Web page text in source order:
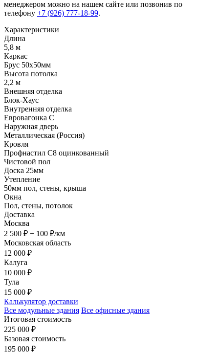
менеджером можно на нашем сайте или позвонив по
телефону +7 (926) 777-18-99.
Характеристики
Длина
5,8 м
Каркас
Брус 50х50мм
Высота потолка
2,2 м
Внешняя отделка
Блок-Хаус
Внутренняя отделка
Евровагонка С
Наружная дверь
Металлическая (Россия)
Кровля
Профнастил С8 оцинкованный
Чистовой пол
Доска 25мм
Утепление
50мм пол, стены, крыша
Окна
Пол, стены, потолок
Доставка
Москва
2 500 ₽ + 100 ₽/км
Московская область
12 000 ₽
Калуга
10 000 ₽
Тула
15 000 ₽
Калькулятор доставки
Все модульные здания Все офисные здания
Итоговая стоимость
225 000 ₽
Базовая стоимость
195 000 ₽